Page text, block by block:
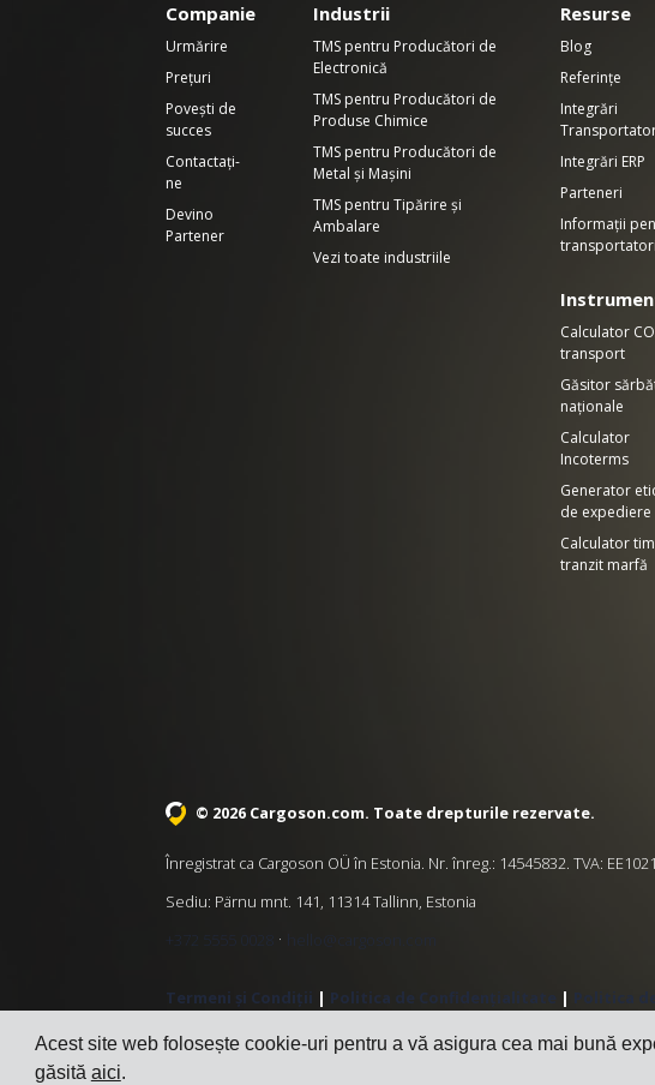
Acest site web folosește cookie-uri pentru a vă asigura cea mai bună
găsită aici.
Companie
Urmărire
Prețuri
Povești de
succes
Contactați-
ne
Devino
Partener
Industrii
TMS pentru Producători de
Electronică
TMS pentru Producători de
Produse Chimice
TMS pentru Producători de
Metal și Mașini
TMS pentru Tipărire și
Ambalare
Vezi toate industriile
Resurse
Blog
Referințe
Integrări
Integrări ERP
Parteneri
Informații
transportatori
Calculator
transport
Găsitor
naționale
Calculator
Incoterms
Generator
de expediere
Calculator
tranzit marfă
© 2026 Cargoson.com. Toate drepturile rezervate.
Înregistrat ca Cargoson OÜ în Estonia. Nr. înreg.: 14545832. TVA:
Sediu: Pärnu mnt. 141, 11314 Tallinn, Estonia
+372 5555 0028
· hello@cargoson.com
Termeni și Condiții | Politica de Confidențialitate |